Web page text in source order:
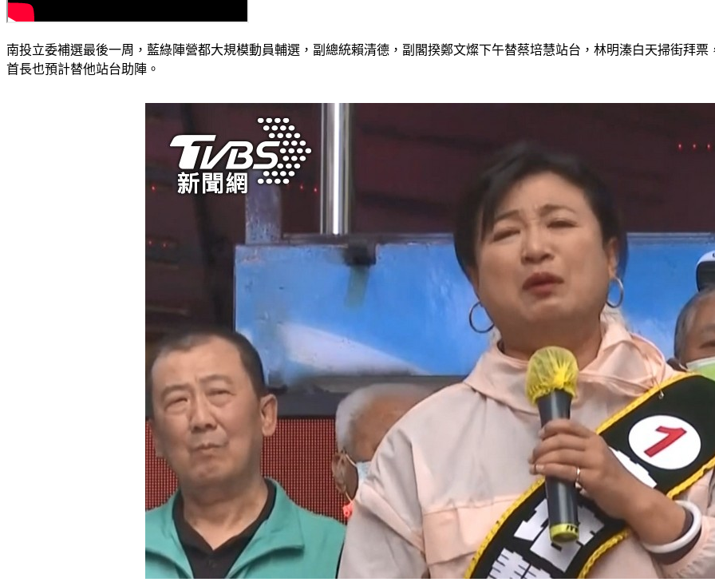
南投立委補選最後一周，藍綠陣營都大規模動員輔選，副總統賴清德，副閣揆鄭文燦下午替蔡培慧站台，林明溱白天掃街拜
首長也預計替他站台助陣。